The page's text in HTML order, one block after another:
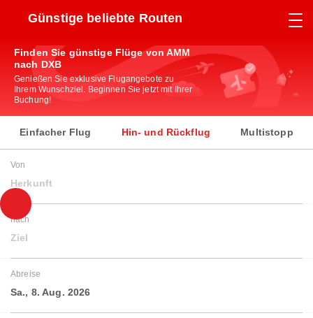
Günstige beliebte Routen
Finden Sie günstige Flüge von AMM
nach DXB
Genießen Sie exklusive Flugangebote zu
Ihrem Wunschziel. Beginnen Sie jetzt mit Ihrer
Buchung!
Einfacher Flug Hin- und Rückflug Multistopp
Von
Herkunft
nach
Ziel
Abreise
Sa., 8. Aug. 2026